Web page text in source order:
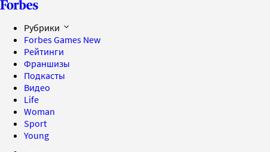
Рубрики
Forbes Games New
Рейтинги
Франшизы
Подкасты
Видео
Life
Woman
Sport
Young